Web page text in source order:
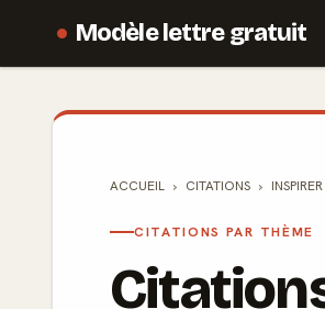
Modèle lettre gratuit
ACCUEIL CITATIONS INSPIRER
CITATIONS PAR THÈME